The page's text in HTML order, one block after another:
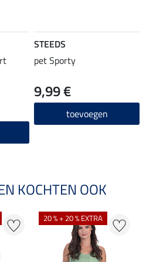
STEEDS
pet Sporty
9,99 €
toevoegen
KOCHTEN OOK
20 % + 20 % EXTRA